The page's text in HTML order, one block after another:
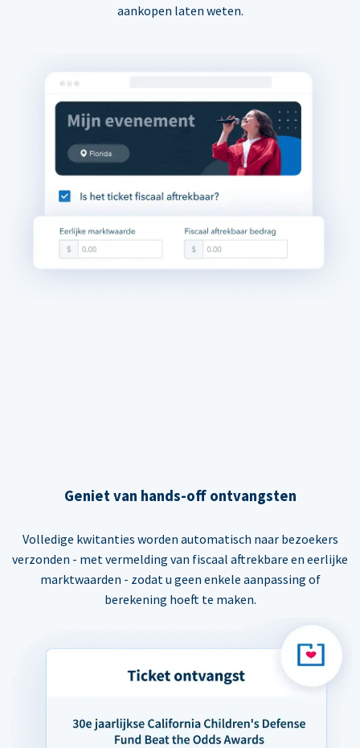
aankopen laten weten.
Geniet van hands-off ontvangsten
Volledige kwitanties worden automatisch naar bezoekers
verzonden - met vermelding van fiscaal aftrekbare en eerlijke
marktwaarden - zodat u geen enkele aanpassing of
berekening hoeft te maken.